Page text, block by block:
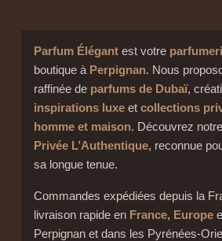
Parfum Élégantest votre
boutique à Perpignan. Nous
raffinée de parfums de Dubaï,
inspirations luxeet collections
homme et maison. Découvrez notre
Privée L’Authentique, reconnue
sa longue tenue.
Commandes expédiées depuis la
livraison rapide en France, Europe
Perpignan et dans les Pyrénées-